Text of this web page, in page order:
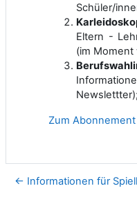
Schüler/
Eltern -
(im
Newslettter);
Zum
← Informationen für